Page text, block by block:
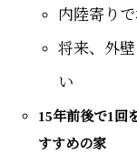
内陸寄り
将来、外
い
15年前後で1回
すすめの家